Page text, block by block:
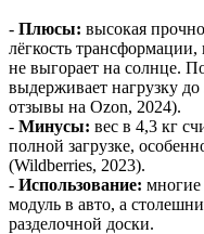
- Плюсы: высокая
лёгкость
не выгорает на солнце.
выдерживает нагрузку
отзывы на Ozon, 2024).
- Минусы: вес в 4,3 кг
полной загрузке,
(Wildberries, 2023).
- Использование:
модуль в авто, а
разделочной доски.